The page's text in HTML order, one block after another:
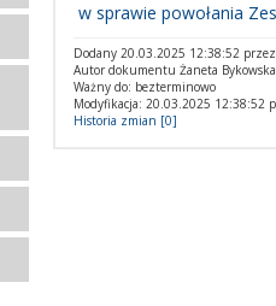
w sprawie powołania
Dodany 20.03.2025 12:38:52
Autor dokumentu Żaneta
Ważny do: bezterminowo
Modyfikacja: 20.03.2025 12:38:52
Historia zmian [0]